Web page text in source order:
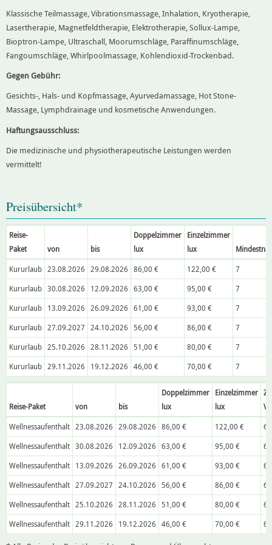
Klassische Teilmassage, Vibrationsmassage, Inhalation, Kryotherapie,
Lasertherapie, Magnetfeldtherapie, Elektrotherapie, Sollux-Lampe,
Bioptron-Lampe, Ultraschall, Moorumschläge, Paraffinumschläge,
Fangoumschläge, Whirlpoolmassage, Kohlendioxid-Trockenbad.
Gegen Gebühr:
Gesichts-, Hals- und Kopfmassage, Ayurvedamassage, Hot Stone-
Massage, Lymphdrainage und kosmetische Anwendungen.
Haftungsausschluss:
Die medizinische und physiotherapeutische Leistungen werden
vermittelt!
Preisübersicht*
Reise-
Paket
von bis
Doppelzimmer
lux
Einzelzimmer
lux
Kururlaub 23.08.2026 29.08.2026 86,00 € 122,00 € 7
Kururlaub 30.08.2026 12.09.2026 63,00 € 95,00 € 7
Kururlaub 13.09.2026 26.09.2026 61,00 € 93,00 € 7
Kururlaub 27.09.2027 24.10.2026 56,00 € 86,00 € 7
Kururlaub 25.10.2026 28.11.2026 51,00 € 80,00 € 7
Kururlaub 29.11.2026 19.12.2026 46,00 € 70,00 € 7
Reise-Paket von bis
Doppelzimmer
lux
Einzelzimmer
lux
Wellnessaufenthalt 23.08.2026 29.08.2026 86,00 € 122,00 €
Wellnessaufenthalt 30.08.2026 12.09.2026 63,00 € 95,00 €
Wellnessaufenthalt 13.09.2026 26.09.2026 61,00 € 93,00 €
Wellnessaufenthalt 27.09.2027 24.10.2026 56,00 € 86,00 €
Wellnessaufenthalt 25.10.2026 28.11.2026 51,00 € 80,00 €
Wellnessaufenthalt 29.11.2026 19.12.2026 46,00 € 70,00 €